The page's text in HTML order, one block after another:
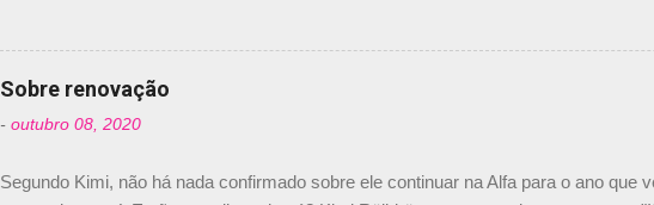
dirigente foi taxativo ao declarar que o brasileiro não será o
verdade, nós recebemos uma oferta de Piquet", admitiu
Senna, não podemos ter dois brasileiros”, explicou, dizendo
Sobre renovação
- outubro 08, 2020
Segundo Kimi, não há nada confirmado sobre ele continuar na Alfa para o ano que